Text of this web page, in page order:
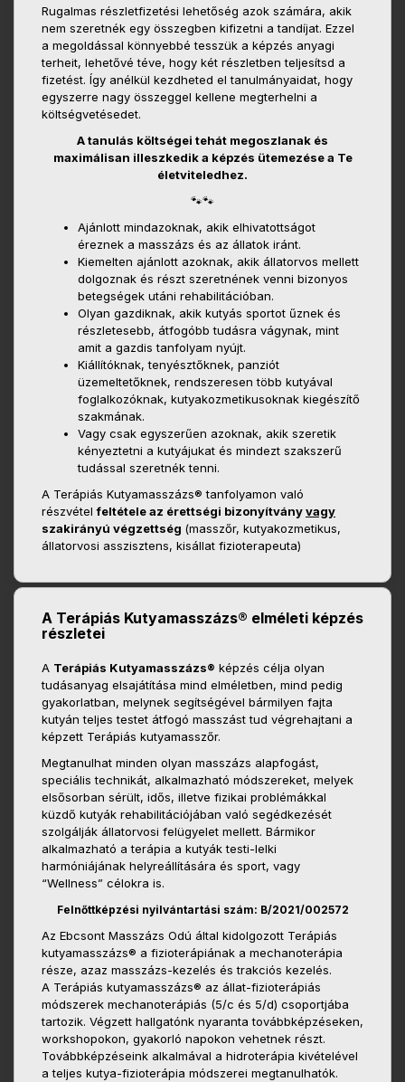
Rugalmas részletfizetési lehetőség azok számára, akik
nem szeretnék egy összegben kifizetni a tandíjat. Ezzel
a megoldással könnyebbé tesszük a képzés anyagi
terheit, lehetővé téve, hogy két részletben teljesítsd a
fizetést. Így anélkül kezdheted el tanulmányaidat, hogy
egyszerre nagy összeggel kellene megterhelni a
költségvetésedet.
A tanulás költségei tehát megoszlanak és
maximálisan illeszkedik a képzés ütemezése a Te
életviteledhez.
🐾🐾
Ajánlott mindazoknak, akik elhivatottságot
éreznek a masszázs és az állatok iránt.
Kiemelten ajánlott azoknak, akik állatorvos mellett
dolgoznak és részt szeretnének venni bizonyos
betegségek utáni rehabilitációban.
Olyan gazdiknak, akik kutyás sportot űznek és
részletesebb, átfogóbb tudásra vágynak, mint
amit a gazdis tanfolyam nyújt.
Kiállítóknak, tenyésztőknek, panziót
üzemeltetőknek, rendszeresen több kutyával
foglalkozóknak, kutyakozmetikusoknak kiegészítő
szakmának.
Vagy csak egyszerűen azoknak, akik szeretik
kényeztetni a kutyájukat és mindezt szakszerű
tudással szeretnék tenni.
A Terápiás Kutyamasszázs® tanfolyamon való
részvételfeltétele az érettségi bizonyítványvagy
szakirányú végzettség (masszőr, kutyakozmetikus,
állatorvosi asszisztens, kisállat fizioterapeuta)
A Terápiás Kutyamasszázs® elméleti képzés
részletei
A Terápiás Kutyamasszázs® képzés célja olyan
tudásanyag elsajátítása mind elméletben, mind pedig
gyakorlatban, melynek segítségével bármilyen fajta
kutyán teljes testet átfogó masszást tud végrehajtani a
képzett Terápiás kutyamasszőr.
Megtanulhat minden olyan masszázs alapfogást,
speciális technikát, alkalmazható módszereket, melyek
elsősorban sérült, idős, illetve fizikai problémákkal
küzdő kutyák rehabilitációjában való segédkezését
szolgálják állatorvosi felügyelet mellett. Bármikor
alkalmazható a terápia a kutyák testi-lelki
harmóniájának helyreállítására és sport, vagy
“Wellness” célokra is.
Felnőttképzési nyilvántartási szám: B/2021/002572
Az Ebcsont Masszázs Odú által kidolgozott Terápiás
kutyamasszázs® a fizioterápiának a mechanoterápia
része, azaz masszázs-kezelés és trakciós kezelés.
A Terápiás kutyamasszázs® az állat-fizioterápiás
módszerek mechanoterápiás (5/c és 5/d) csoportjába
tartozik. Végzett hallgatónk nyaranta továbbképzéseken,
workshopokon, gyakorló napokon vehetnek részt.
Továbbképzéseink alkalmával a hidroterápia kivételével
a teljes kutya-fizioterápia módszerei megtanulhatók.